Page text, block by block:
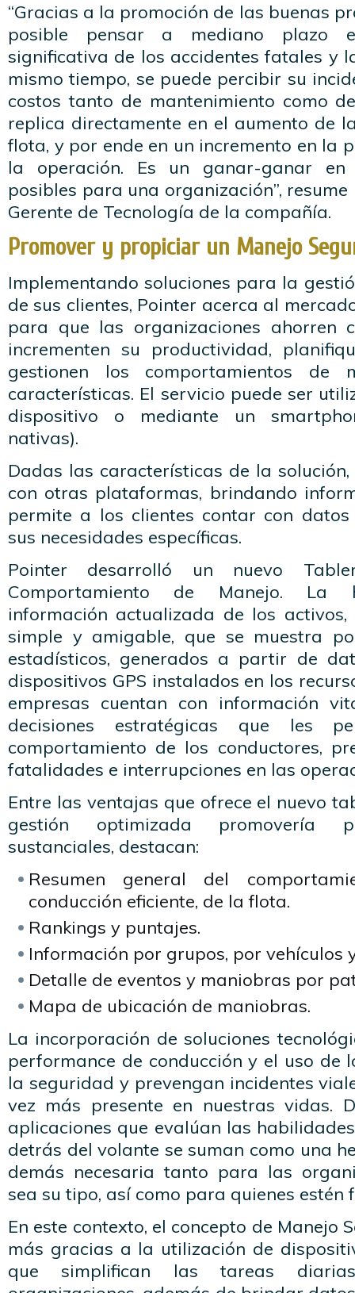
“Gracias a la promoción de las buenas
posible pensar a mediano plazo
significativa de los accidentes fatales y
mismo tiempo, se puede percibir su
costos tanto de mantenimiento como
replica directamente en el aumento de
flota, y por ende en un incremento en la
la operación. Es un ganar-ganar en
posibles para una organización”,
Gerente de Tecnología de la compañía.
Promover y propiciar un Manejo
Implementando soluciones para la
de sus clientes, Pointer acerca al
para que las organizaciones ahorren
incrementen su productividad,
gestionen los comportamientos de
características. El servicio puede ser
dispositivo o mediante un
nativas).
Dadas las características de la
con otras plataformas, brindando
permite a los clientes contar con datos
sus necesidades específicas.
Pointer desarrolló un nuevo
Comportamiento de Manejo. La
información actualizada de los
simple y amigable, que se muestra
estadísticos, generados a partir de
dispositivos GPS instalados en los
empresas cuentan con información
decisiones estratégicas que les
comportamiento de los conductores,
fatalidades e interrupciones en las
Entre las ventajas que ofrece el nuevo
gestión optimizada promovería
sustanciales, destacan:
Resumen general del
conducción eficiente, de la flota.
Rankings y puntajes.
Información por grupos, por vehículos
Detalle de eventos y maniobras por
Mapa de ubicación de maniobras.
La incorporación de soluciones
performance de conducción y el uso de
la seguridad y prevengan incidentes
vez más presente en nuestras vidas.
aplicaciones que evalúan las
detrás del volante se suman como una
demás necesaria tanto para las
sea su tipo, así como para quienes estén
En este contexto, el concepto de Manejo
más gracias a la utilización de
que simplifican las tareas